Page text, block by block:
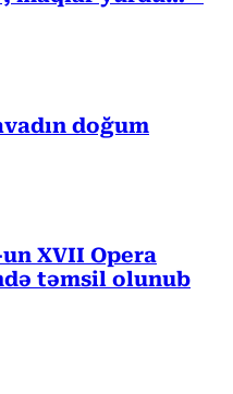
doğum
XVII Opera
təmsil olunub